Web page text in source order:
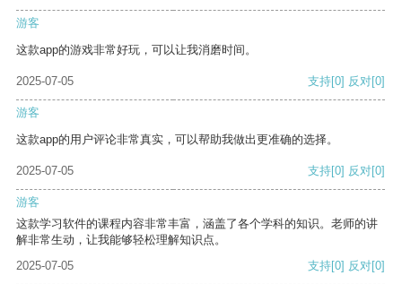
游客
这款app的游戏非常好玩，可以让我消磨时间。
2025-07-05 支持[0] 反对[0]
游客
这款app的用户评论非常真实，可以帮助我做出更准确的选择。
2025-07-05 支持[0] 反对[0]
游客
这款学习软件的课程内容非常丰富，涵盖了各个学科的知识。老师的讲
解非常生动，让我能够轻松理解知识点。
2025-07-05
支持[0] 反对[0]